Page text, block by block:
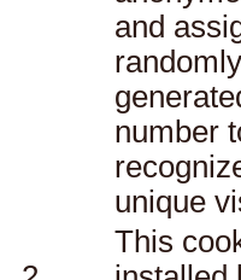
and
randomly
number
unique
This